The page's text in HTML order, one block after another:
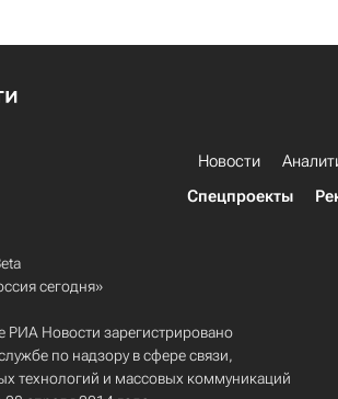
Новости
Спецпроекты
сегодня»
РИА Новости зарегистрировано
по надзору в сфере связи,
технологий и массовых коммуникаций